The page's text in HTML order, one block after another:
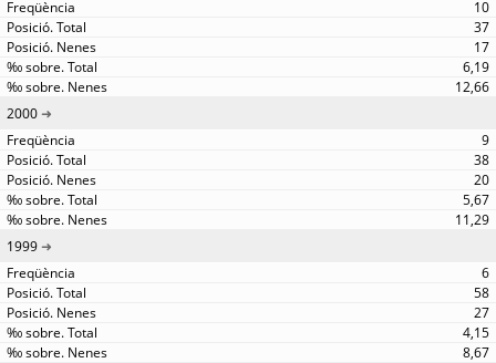
10
37
17
6,19
12,66
2000
9
38
20
5,67
11,29
1999
6
58
27
4,15
8,67